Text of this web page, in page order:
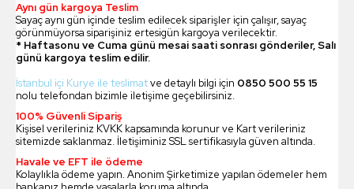
Aynı gün kargoya Teslim
Sayaç aynı gün içinde teslim edilecek siparişler için çalışır, sayaç
görünmüyorsa siparişiniz ertesigün kargoya verilecektir.
* Haftasonu ve Cuma günü mesai saati sonrası gönderiler, Salı
günü kargoya teslim edilir.
İstanbul içi Kurye ile teslimatve detaylı bilgi için 0850 500 55 15
nolu telefondan bizimle iletişime geçebilirsiniz.
100% Güvenli Sipariş
Kişisel verileriniz KVKK kapsamında korunur ve Kart verileriniz
sitemizde saklanmaz. İletişiminiz SSL sertifikasıyla güven altında.
Havale ve EFT ile ödeme
Kolaylıkla ödeme yapın. Anonim Şirketimize yapılan ödemeler hem